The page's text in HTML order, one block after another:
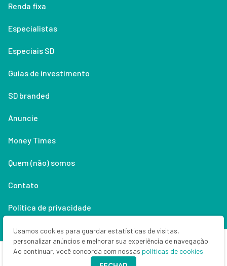
Renda fixa
Especialistas
Especiais SD
Guias de investimento
SD branded
Anuncie
Money Times
Quem (não) somos
Contato
Política de privacidade
Lifestyle
Copyright © 2026 Seu Dinheiro. Todos os direitos reservados.
Usamos cookies para guardar estatísticas de visitas,
personalizar anúncios e melhorar sua experiência de navegação.
Ao continuar, você concorda com nossas políticas de cookies